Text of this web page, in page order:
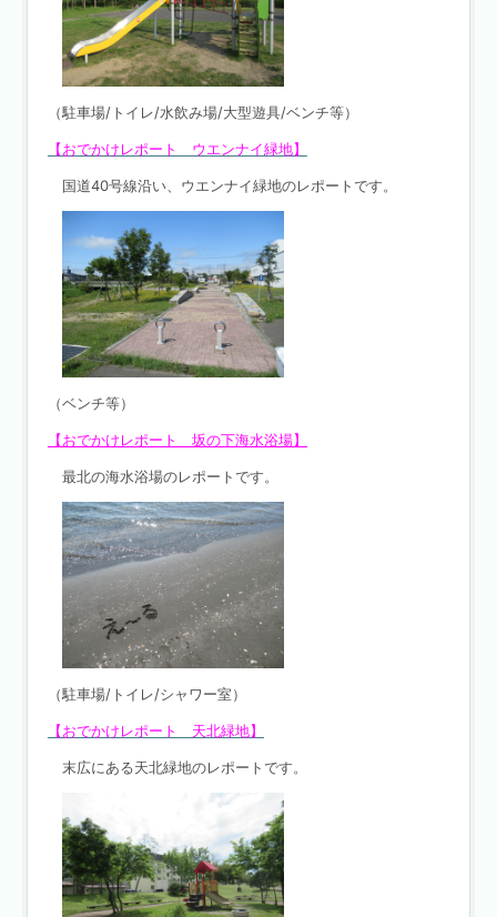
（駐車場/トイレ/水飲み場/大型遊具/ベンチ等）
【おでかけレポート ウエンナイ緑地】
国道40号線沿い、ウエンナイ緑地のレポートです。
（ベンチ等）
【おでかけレポート 坂の下海水浴場】
最北の海水浴場のレポートです。
（駐車場/トイレ/シャワー室）
【おでかけレポート 天北緑地】
末広にある天北緑地のレポートです。